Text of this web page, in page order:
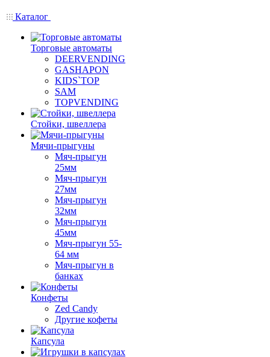
Каталог
Торговые автоматы
DEERVENDING
GASHAPON
KIDS`TOP
SAM
TOPVENDING
Стойки, швеллера
Мячи-прыгуны
Мяч-прыгун
25мм
Мяч-прыгун
27мм
Мяч-прыгун
32мм
Мяч-прыгун
45мм
Мяч-прыгун 55-
64 мм
Мяч-прыгун в
банках
Конфеты
Zed Candy
Другие кофеты
Капсула